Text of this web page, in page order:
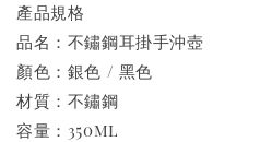
產品規格
品名：不鏽鋼耳掛手沖壺
顏色：銀色 / 黑色
材質：不鏽鋼
容量：350ml